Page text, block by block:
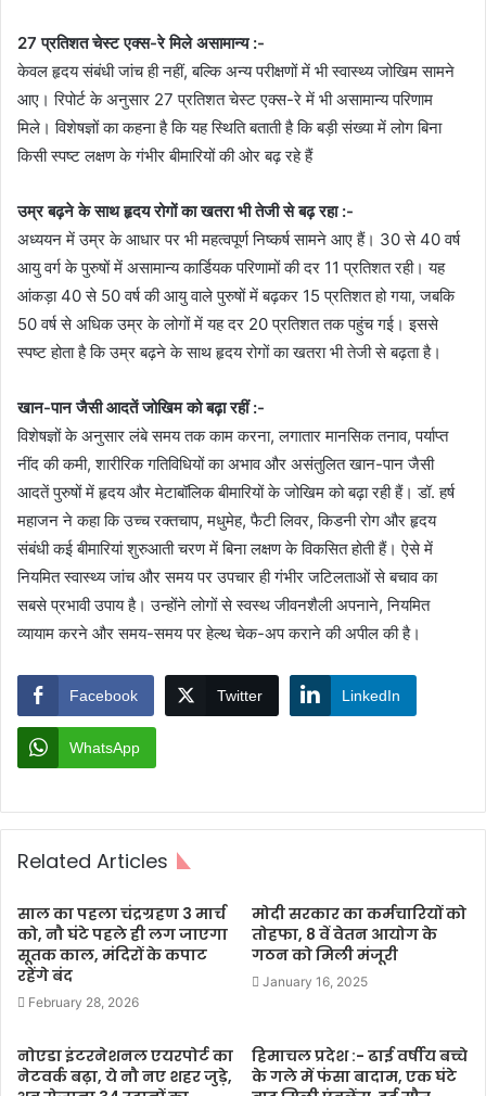
27 प्रतिशत चेस्ट एक्स-रे मिले असामान्य :-
केवल हृदय संबंधी जांच ही नहीं, बल्कि अन्य परीक्षणों में भी स्वास्थ्य जोखिम सामने
आए। रिपोर्ट के अनुसार 27 प्रतिशत चेस्ट एक्स-रे में भी असामान्य परिणाम
मिले। विशेषज्ञों का कहना है कि यह स्थिति बताती है कि बड़ी संख्या में लोग बिना
किसी स्पष्ट लक्षण के गंभीर बीमारियों की ओर बढ़ रहे हैं
उम्र बढ़ने के साथ हृदय रोगों का खतरा भी तेजी से बढ़ रहा :-
अध्ययन में उम्र के आधार पर भी महत्वपूर्ण निष्कर्ष सामने आए हैं। 30 से 40 वर्ष
आयु वर्ग के पुरुषों में असामान्य कार्डियक परिणामों की दर 11 प्रतिशत रही। यह
आंकड़ा 40 से 50 वर्ष की आयु वाले पुरुषों में बढ़कर 15 प्रतिशत हो गया, जबकि
50 वर्ष से अधिक उम्र के लोगों में यह दर 20 प्रतिशत तक पहुंच गई। इससे
स्पष्ट होता है कि उम्र बढ़ने के साथ हृदय रोगों का खतरा भी तेजी से बढ़ता है।
खान-पान जैसी आदतें जोखिम को बढ़ा रहीं :-
विशेषज्ञों के अनुसार लंबे समय तक काम करना, लगातार मानसिक तनाव, पर्याप्त
नींद की कमी, शारीरिक गतिविधियों का अभाव और असंतुलित खान-पान जैसी
आदतें पुरुषों में हृदय और मेटाबॉलिक बीमारियों के जोखिम को बढ़ा रही हैं। डॉ. हर्ष
महाजन ने कहा कि उच्च रक्तचाप, मधुमेह, फैटी लिवर, किडनी रोग और हृदय
संबंधी कई बीमारियां शुरुआती चरण में बिना लक्षण के विकसित होती हैं। ऐसे में
नियमित स्वास्थ्य जांच और समय पर उपचार ही गंभीर जटिलताओं से बचाव का
सबसे प्रभावी उपाय है। उन्होंने लोगों से स्वस्थ जीवनशैली अपनाने, नियमित
व्यायाम करने और समय-समय पर हेल्थ चेक-अप कराने की अपील की है।
Facebook Twitter LinkedIn
WhatsApp
Related Articles
साल का पहला चंद्रग्रहण 3 मार्च
को, नौ घंटे पहले ही लग जाएगा
सूतक काल, मंदिरों के कपाट
रहेंगे बंद
February 28, 2026
मोदी सरकार का कर्मचारियों को
तोहफा, 8 वें वेतन आयोग के
गठन को मिली मंजूरी
January 16, 2025
नोएडा इंटरनेशनल एयरपोर्ट का
नेटवर्क बढ़ा, ये नौ नए शहर जुड़े,
हिमाचल प्रदेश :- ढाई वर्षीय बच्चे
के गले में फंसा बादाम, एक घंटे